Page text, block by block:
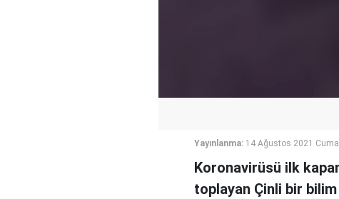
Yayınlanma: 14 Ağustos 2021
Koronavirüsü ilk
toplayan Çinli bir